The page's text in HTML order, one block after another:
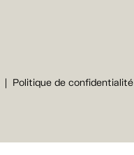
Politique de confidentialité